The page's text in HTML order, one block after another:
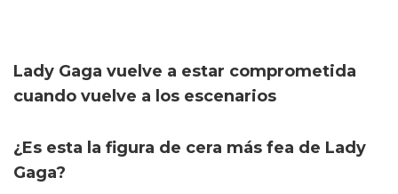
Lady Gaga vuelve a estar comprometida
cuando vuelve a los escenarios
¿Es esta la figura de cera más fea de Lady
Gaga?